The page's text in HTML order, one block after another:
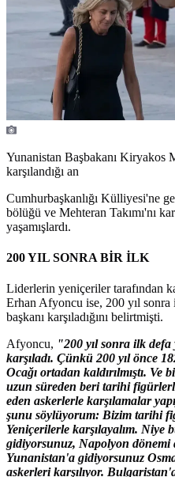
Yunanistan Başbakanı Kiryakos
karşılandığı an
Cumhurbaşkanlığı Külliyesi'ne
bölüğü ve Mehteran Takımı'nı
yaşamışlardı.
200 YIL SONRA BİR İLK
Liderlerin yeniçeriler tarafından
Erhan Afyoncu ise, 200 yıl
başkanı karşıladığını belirtmişti.
Afyoncu, "200 yıl sonra ilk defa
karşıladı. Çünkü 200 yıl önce
Ocağı ortadan kaldırılmıştı. Ve
uzun süreden beri tarihi
eden askerlerle karşılamalar
şunu söylüyorum: Bizim tarihi
Yeniçerilerle karşılayalım.
gidiyorsunuz, Napolyon dönemi
Yunanistan'a gidiyorsunuz
askerleri karşılıyor.